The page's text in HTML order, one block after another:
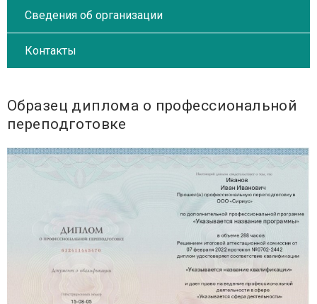
Сведения об организации
Контакты
Образец диплома о профессиональной
переподготовке